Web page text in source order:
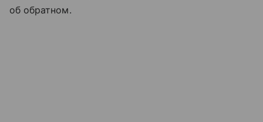
об обратном.